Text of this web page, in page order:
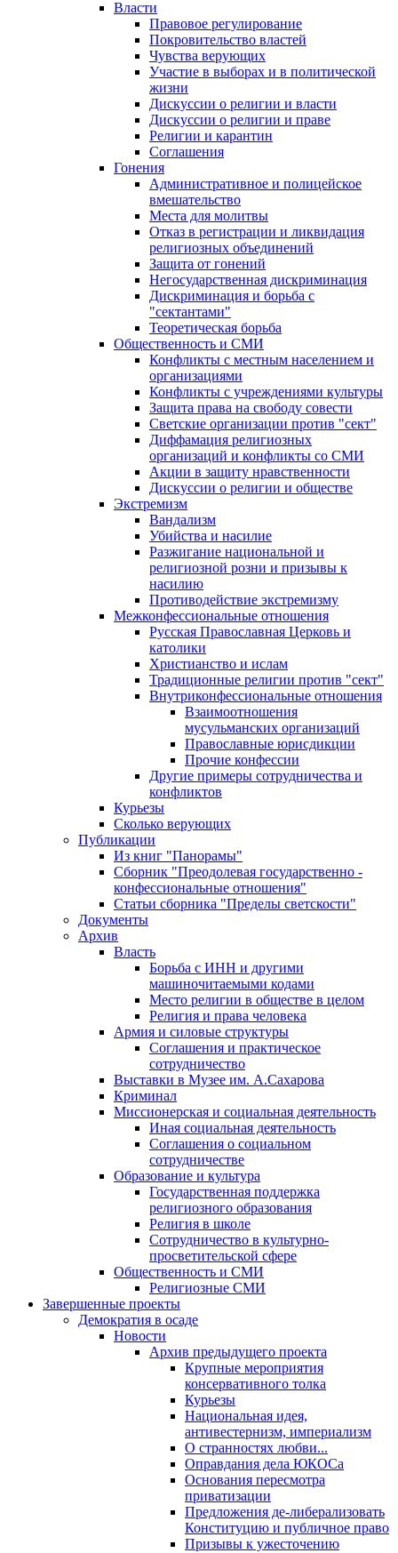
Власти
Правовое регулирование
Покровительство властей
Чувства верующих
Участие в выборах и в политической
жизни
Дискуссии о религии и власти
Дискуссии о религии и праве
Религии и карантин
Соглашения
Гонения
Административное и полицейское
вмешательство
Места для молитвы
Отказ в регистрации и ликвидация
религиозных объединений
Защита от гонений
Негосударственная дискриминация
Дискриминация и борьба с
"сектантами"
Теоретическая борьба
Общественность и СМИ
Конфликты с местным населением и
организациями
Конфликты с учреждениями культуры
Защита права на свободу совести
Светские организации против "сект"
Диффамация религиозных
организаций и конфликты со СМИ
Акции в защиту нравственности
Дискуссии о религии и обществе
Экстремизм
Вандализм
Убийства и насилие
Разжигание национальной и
религиозной розни и призывы к
насилию
Противодействие экстремизму
Межконфессиональные отношения
Русская Православная Церковь и
католики
Христианство и ислам
Традиционные религии против "сект"
Внутриконфессиональные отношения
Взаимоотношения
мусульманских организаций
Православные юрисдикции
Прочие конфессии
Другие примеры сотрудничества и
конфликтов
Курьезы
Сколько верующих
Публикации
Из книг "Панорамы"
Сборник "Преодолевая государственно -
конфессиональные отношения"
Статьи сборника "Пределы светскости"
Документы
Архив
Власть
Борьба с ИНН и другими
машиночитаемыми кодами
Место религии в обществе в целом
Религия и права человека
Армия и силовые структуры
Соглашения и практическое
сотрудничество
Выставки в Музее им. А.Сахарова
Криминал
Миссионерская и социальная деятельность
Иная социальная деятельность
Соглашения о социальном
сотрудничестве
Образование и культура
Государственная поддержка
религиозного образования
Религия в школе
Сотрудничество в культурно-
просветительской сфере
Общественность и СМИ
Религиозные СМИ
Завершенные проекты
Демократия в осаде
Новости
Архив предыдущего проекта
Крупные мероприятия
консервативного толка
Курьезы
Национальная идея,
антивестернизм, империализм
О странностях любви...
Оправдания дела ЮКОСа
Основания пересмотра
приватизации
Предложения де-либерализовать
Конституцию и публичное право
Призывы к ужесточению